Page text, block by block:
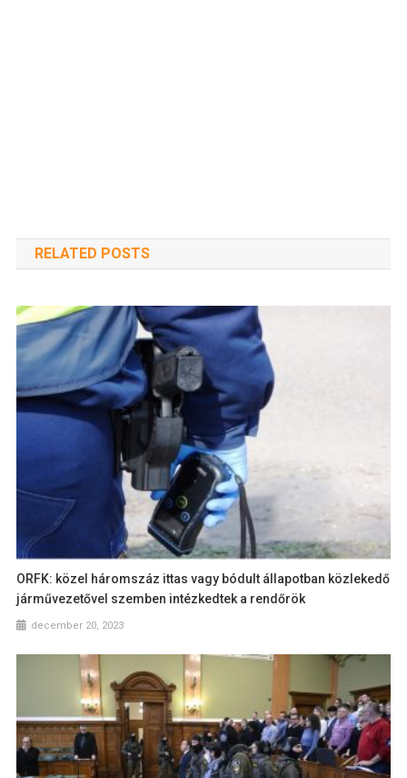
RELATED POSTS
ORFK: közel háromszáz ittas vagy bódult állapotban közlekedő
járművezetővel szemben intézkedtek a rendőrök
december 20, 2023